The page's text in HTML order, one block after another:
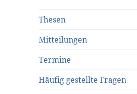
Thesen
Mitteilungen
Termine
Häufig gestellte Fragen